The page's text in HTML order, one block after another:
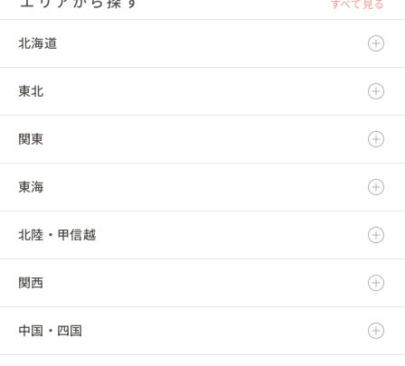
北海道
北海道
東北
青森県
岩手県
宮城県
秋田県
山形県
関東
茨城県
栃木県
群馬県
埼玉県
東海
岐阜県
静岡県
愛知県
北陸・甲信越
新潟県
富山県
関西
滋賀県
中国・四国